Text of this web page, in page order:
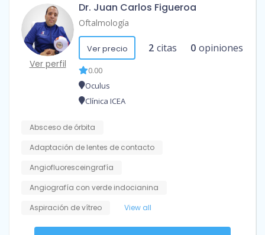
Ver perfil
Dr. Juan Carlos Figueroa
Oftalmología
Ver precio 2 citas 0 opiniones
0.00
Oculus
Clínica ICEA
Absceso de órbita
Adaptación de lentes de contacto
Angiofluoresceingrafía
Angiografía con verde indocianina
Aspiración de vítreo
View all